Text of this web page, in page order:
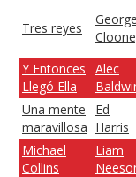
Tres reyes
George
Y Entonces
Llegó Ella
Alec
Una mente
maravillosa
Ed
Harris
Michael
Collins
Liam